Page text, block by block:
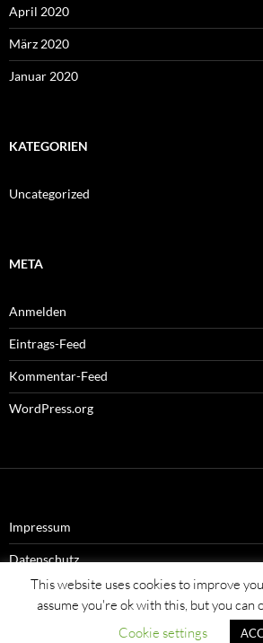
April 2020
März 2020
Januar 2020
KATEGORIEN
Uncategorized
META
Anmelden
Eintrags-Feed
Kommentar-Feed
WordPress.org
Impressum
Datenschutz
This website uses cookies to improve
assume you're ok with this, but you can
Cookie settings